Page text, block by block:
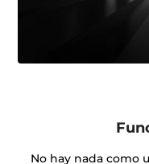
No hay nada como